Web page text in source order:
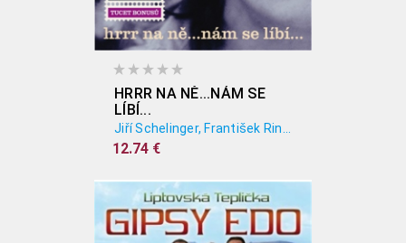
HRRR NA NĚ...NÁM SE
LÍBÍ...
12.74 €